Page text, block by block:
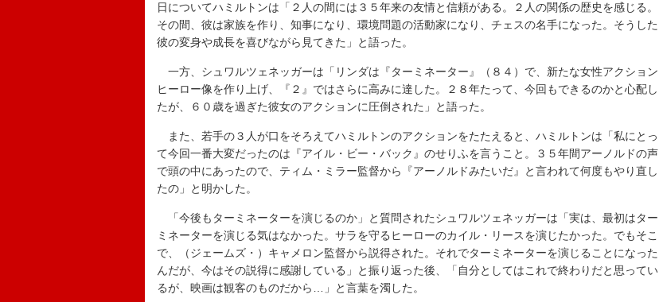
日についてハミルトンは「２人の間には３５年来の友情と信頼がある。２人の関係の歴史を感じる。
その間、彼は家族を作り、知事になり、環境問題の活動家になり、チェスの名手になった。そうした
彼の変身や成長を喜びながら見てきた」と語った。
一方、シュワルツェネッガーは「リンダは『ターミネーター』（８４）で、新たな女性アクション
ヒーロー像を作り上げ、『２』ではさらに高みに達した。２８年たって、今回もできるのかと心配し
たが、６０歳を過ぎた彼女のアクションに圧倒された」と語った。
また、若手の３人が口をそろえてハミルトンのアクションをたたえると、ハミルトンは「私にとっ
て今回一番大変だったのは『アイル・ビー・バック』のせりふを言うこと。３５年間アーノルドの声
で頭の中にあったので、ティム・ミラー監督から『アーノルドみたいだ』と言われて何度もやり直し
たの」と明かした。
「今後もターミネーターを演じるのか」と質問されたシュワルツェネッガーは「実は、最初はター
ミネーターを演じる気はなかった。サラを守るヒーローのカイル・リースを演じたかった。でもそこ
で、（ジェームズ・）キャメロン監督から説得された。それでターミネーターを演じることになった
んだが、今はその説得に感謝している」と振り返った後、「自分としてはこれで終わりだと思ってい
るが、映画は観客のものだから…」と言葉を濁した。